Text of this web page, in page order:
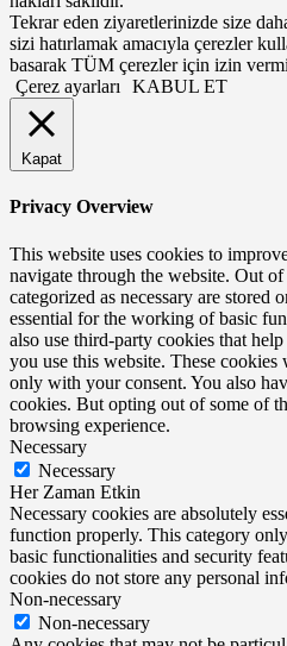
Tekrar eden ziyaretlerinizde size
sizi hatırlamak amacıyla çerezler
basarak TÜM çerezler için izin
Çerez ayarları
KABUL ET
Kapat
Privacy Overview
This website uses cookies to
navigate through the website. Out of
categorized as necessary are stored
essential for the working of basic
also use third-party cookies that
you use this website. These
only with your consent. You also
cookies. But opting out of some of
browsing experience.
Necessary
Necessary
Her Zaman Etkin
Necessary cookies are absolutely
function properly. This category
basic functionalities and security
cookies do not store any personal
Non-necessary
Non-necessary